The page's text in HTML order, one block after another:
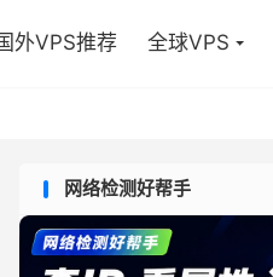
外VPS推荐 全球VPS
网络检测好帮手